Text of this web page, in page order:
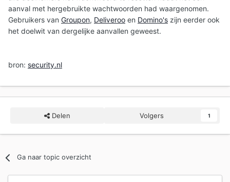
aanval met hergebruikte wachtwoorden had waargenomen.
Gebruikers van Groupon, Deliveroo en Domino's zijn eerder ook
het doelwit van dergelijke aanvallen geweest.
bron: security.nl
Delen Volgers 1
Ga naar topic overzicht